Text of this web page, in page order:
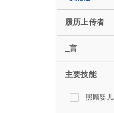
履历上传者
_言
主要技能
照顾婴儿